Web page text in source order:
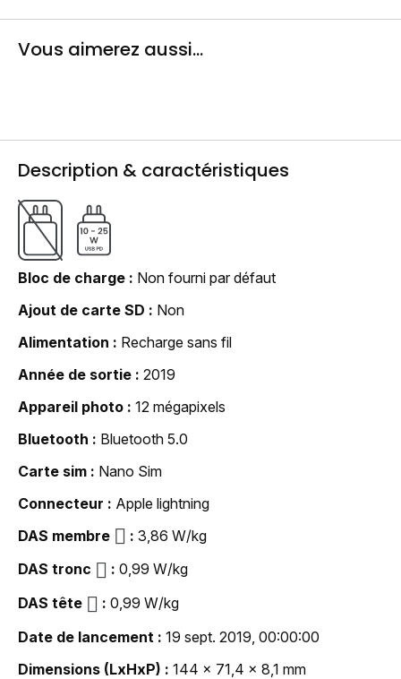
Vous aimerez aussi...
Description & caractéristiques
Bloc de charge
Non fourni par défaut
Ajout de carte SD
Non
Alimentation
Recharge sans fil
Année de sortie
2019
Appareil photo
12 mégapixels
Bluetooth
Bluetooth 5.0
Carte sim
Nano Sim
Connecteur
Apple lightning
DAS membre
3,86 W/kg
DAS tronc
0,99 W/kg
DAS tête
0,99 W/kg
Date de lancement
19 sept. 2019, 00:00:00
Dimensions (LxHxP)
144 x 71,4 x 8,1 mm